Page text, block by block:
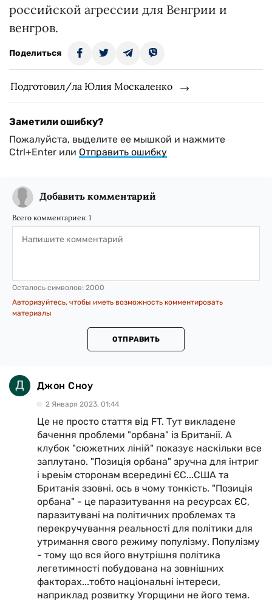
российской агрессии для Венгрии и
венгров.
Поделиться
Подготовил/ла Юлия Москаленко
Заметили ошибку?
Пожалуйста, выделите ее мышкой и нажмите
Ctrl+Enter или Отправить ошибку
Добавить комментарий
Всего комментариев: 1
Осталось символов: 2000
Авторизуйтесь, чтобы иметь возможность комментировать
материалы
ОТПРАВИТЬ
Джон Сноу
2 Января 2023, 01:44
Це не просто стаття від FT. Тут викладене
бачення проблеми "орбана" із Британії. А
клубок "сюжетних ліній" показує наскільки все
заплутано. "Позиція орбана" зручна для інтриг
і ьреьім сторонам всередині ЄС...США та
Британія ззовні, ось в чому тонкість. "Позиція
орбана" - це паразитування на ресурсах ЄС,
паразитувані на політичних проблемах та
перекручування реальності для політики для
утримання свого режиму популізму. Популізму
- тому що вся його внутрішня політика
легетимності побудована на зовнішних
факторах...тобто національні інтереси,
наприклад розвитку Угорщини не його тема.